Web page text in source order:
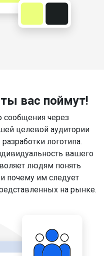
вас поймут!
сообщения через
целевой аудитории
логотипа.
вашего
людям понять
почему им следует
на рынке.